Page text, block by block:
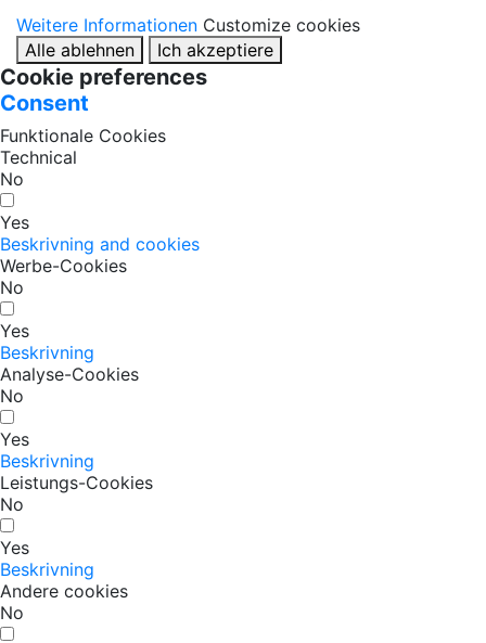
Weitere Informationen Customize cookies
Alle ablehnen
Ich akzeptiere
Cookie preferences
Consent
Funktionale Cookies
Technical
No
Yes
Beskrivning and cookies
Werbe-Cookies
No
Yes
Beskrivning
Analyse-Cookies
No
Yes
Beskrivning
Leistungs-Cookies
No
Yes
Beskrivning
Andere cookies
No